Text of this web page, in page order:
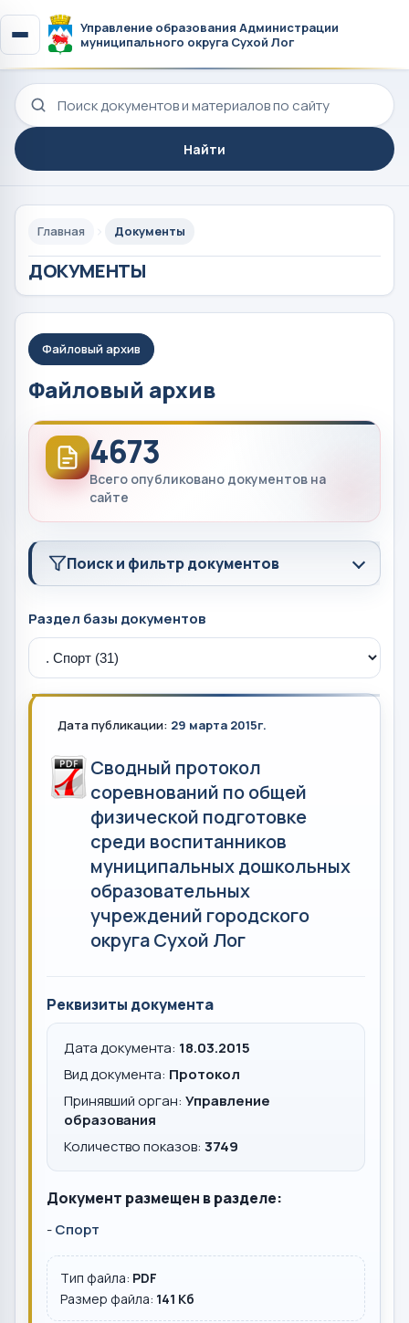
Управление образования Администрации
муниципального округа Сухой Лог
Поиск по сайту
Найти
Главная Документы
ДОКУМЕНТЫ
Файловый архив
Файловый архив
4673
Всего опубликовано документов на
сайте
Поиск и фильтр документов
Раздел базы документов
Дата публикации: 29 марта 2015г.
Сводный протокол
соревнований по общей
физической подготовке
среди воспитанников
муниципальных дошкольных
образовательных
учреждений городского
округа Сухой Лог
Реквизиты документа
Дата документа: 18.03.2015
Вид документа: Протокол
Принявший орган: Управление
образования
Количество показов: 3749
Документ размещен в разделе:
-Спорт
Тип файла: PDF
Размер файла: 141 Кб